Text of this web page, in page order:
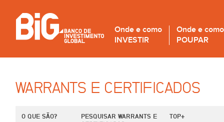
Onde e como
INVESTIR
Onde e como
POUPAR
WARRANTS E CERTIFICADOS
O QUE SÃO?
PESQUISAR WARRANTS E
TOP+